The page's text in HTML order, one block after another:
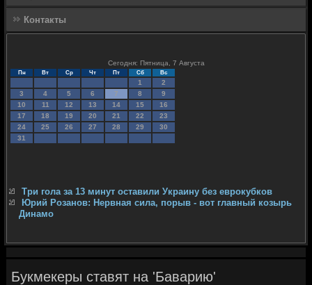
Контакты
Сегодня: Пятница, 7 Августа
Пн Вт Ср Чт Пт Сб Вс
1
2
3
4 5 6 7 8
9
10
11 12 13 14 15
16
17
18 19 20 21 22
23
24
25 26 27 28 29
30
31
Три гола за 13 минут оставили Украину без еврокубков
Юрий Розанов: Нервная сила, порыв - вот главный козырь
Динамо
Букмекеры ставят на 'Баварию'